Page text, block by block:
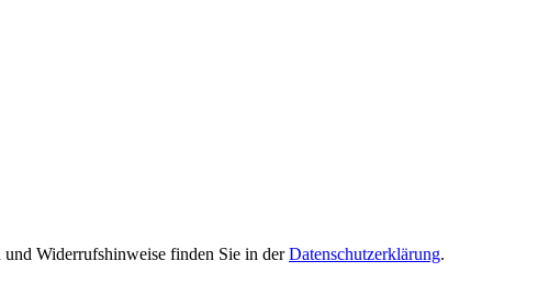
und Widerrufshinweise finden Sie in derDatenschutzerklärung.